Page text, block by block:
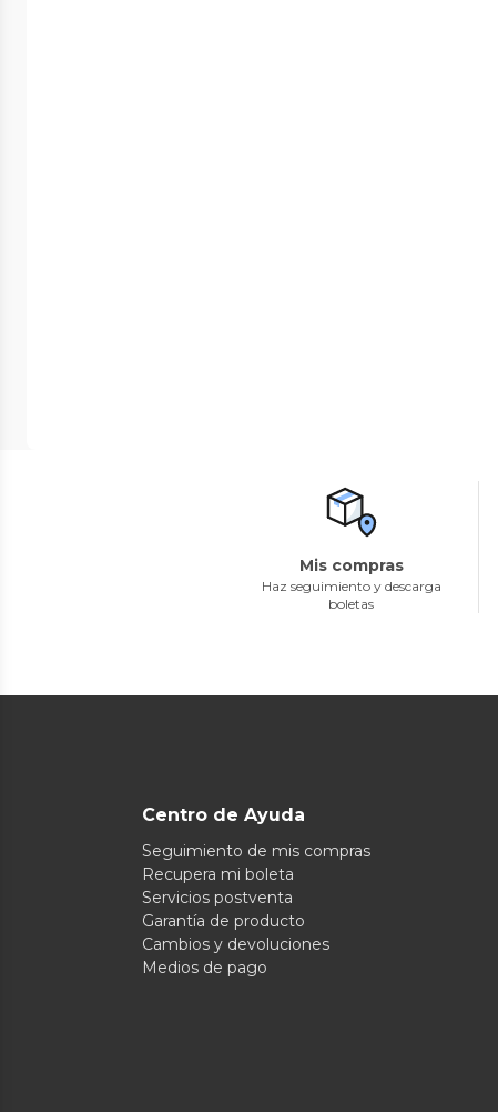
Mis compras
Haz seguimiento y descarga
boletas
Centro de Ayuda
Seguimiento de mis compras
Recupera mi boleta
Servicios postventa
Garantía de producto
Cambios y devoluciones
Medios de pago